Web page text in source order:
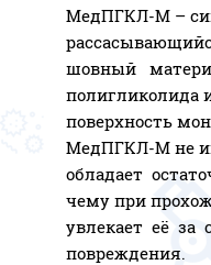
МедПГКЛ-М –
шовный
полигликолида
поверхность
МедПГКЛ-М не
обладает
чему при
увлекает её за
повреждения.